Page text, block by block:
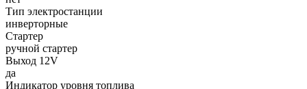
Тип электростанции
инверторные
Стартер
ручной стартер
Выход 12V
да
Индикатор уровня топлива